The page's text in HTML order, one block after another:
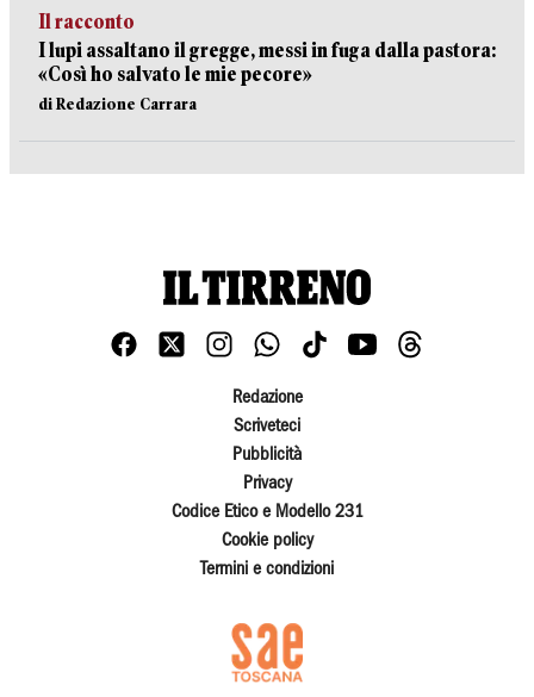
Il racconto
I lupi assaltano il gregge, messi in fuga dalla pastora:
«Così ho salvato le mie pecore»
di Redazione Carrara
Redazione
Scriveteci
Pubblicità
Privacy
Codice Etico e Modello 231
Cookie policy
Termini e condizioni